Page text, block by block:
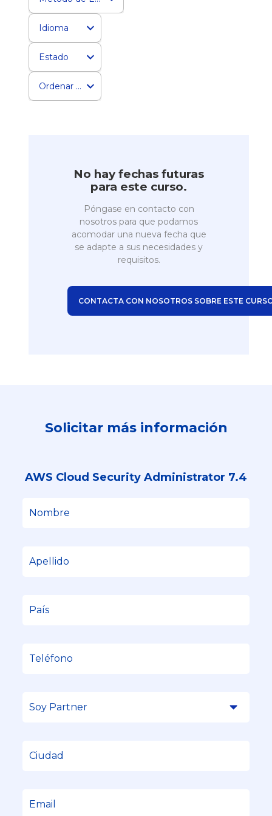
Idioma
Estado
Ordenar por
No hay fechas futuras
para este curso.
Póngase en contacto con
nosotros para que podamos
acomodar una nueva fecha que
se adapte a sus necesidades y
requisitos.
CONTACTA CON NOSOTROS SOBRE ESTE
Solicitar más información
AWS Cloud Security Administrator 7.4